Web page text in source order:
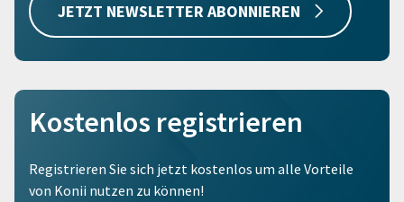
JETZT NEWSLETTER ABONNIEREN
Kostenlos registrieren
Registrieren Sie sich jetzt kostenlos um alle Vorteile
von Konii nutzen zu können!